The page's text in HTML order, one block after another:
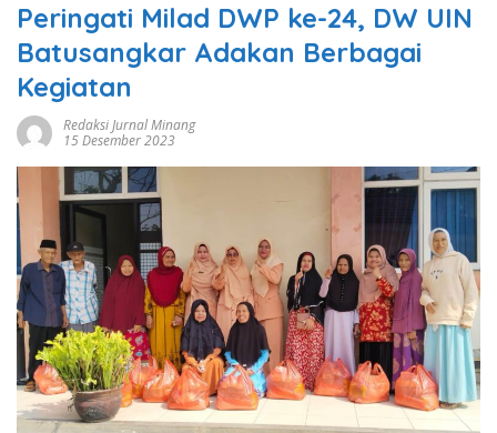
Peringati Milad DWP ke-24, DW UIN
Batusangkar Adakan Berbagai
Kegiatan
Redaksi Jurnal Minang
15 Desember 2023